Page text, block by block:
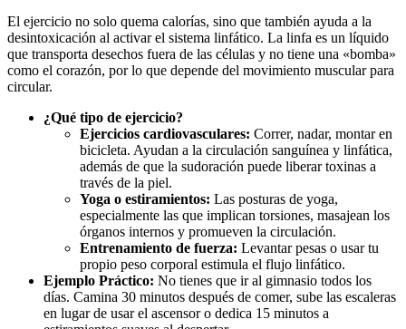
El ejercicio no solo quema calorías, sino que también ayuda a la
desintoxicación al activar el sistema linfático. La linfa es un líquido
que transporta desechos fuera de las células y no tiene una «bomba»
como el corazón, por lo que depende del movimiento muscular para
circular.
¿Qué tipo de ejercicio?
Ejercicios cardiovasculares: Correr, nadar, montar en
bicicleta. Ayudan a la circulación sanguínea y linfática,
además de que la sudoración puede liberar toxinas a
través de la piel.
Yoga o estiramientos: Las posturas de yoga,
especialmente las que implican torsiones, masajean los
órganos internos y promueven la circulación.
Entrenamiento de fuerza: Levantar pesas o usar tu
propio peso corporal estimula el flujo linfático.
Ejemplo Práctico: No tienes que ir al gimnasio todos los
días. Camina 30 minutos después de comer, sube las escaleras
en lugar de usar el ascensor o dedica 15 minutos a